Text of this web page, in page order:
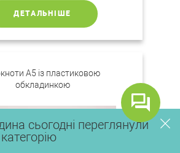
ДЕТАЛЬНІШЕ
А5 із пластиковою
обкладинкою
сьогодні переглянули